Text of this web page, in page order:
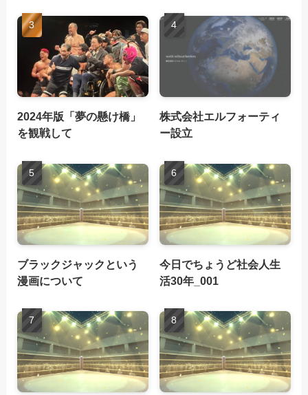
2024年版「夢の懸け橋」
を観戦して
株式会社エルフォーティ
ー設立
ブラックジャックという
漫画について
今日でちょうど社会人生
活30年_001